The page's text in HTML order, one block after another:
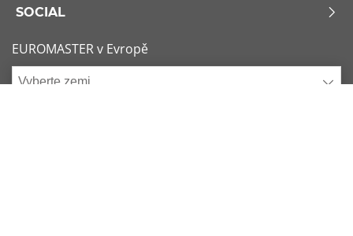
SOCIAL
EUROMASTER v Evropě
Vyberte zemi